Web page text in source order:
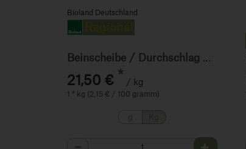
Bioland Deutschland
Beinscheibe / Durchschlag 500g
21,50 € * / kg
1 * kg (2,15 € / 100 gramm)
g
Anzahl